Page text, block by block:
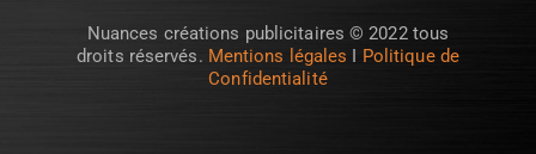
Nuances créations publicitaires © 2022 tous
droits réservés. Mentions légales I Politique de
Confidentialité